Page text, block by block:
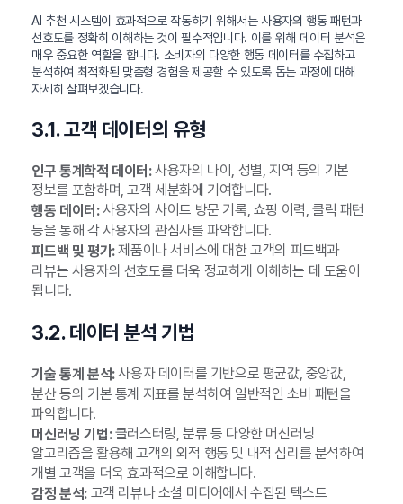
AI 추천 시스템이 효과적으로 작동하기 위해서는 사용자의 행동 패턴과
선호도를 정확히 이해하는 것이 필수적입니다. 이를 위해 데이터 분석은
매우 중요한 역할을 합니다. 소비자의 다양한 행동 데이터를 수집하고
분석하여 최적화된 맞춤형 경험을 제공할 수 있도록 돕는 과정에 대해
자세히 살펴보겠습니다.
3.1. 고객 데이터의 유형
인구 통계학적 데이터:사용자의 나이, 성별, 지역 등의 기본
정보를 포함하며, 고객 세분화에 기여합니다.
행동 데이터:사용자의 사이트 방문 기록, 쇼핑 이력, 클릭 패턴
등을 통해 각 사용자의 관심사를 파악합니다.
피드백 및 평가:제품이나 서비스에 대한 고객의 피드백과
리뷰는 사용자의 선호도를 더욱 정교하게 이해하는 데 도움이
됩니다.
3.2. 데이터 분석 기법
기술 통계 분석:사용자 데이터를 기반으로 평균값, 중앙값,
분산 등의 기본 통계 지표를 분석하여 일반적인 소비 패턴을
파악합니다.
머신러닝 기법:클러스터링, 분류 등 다양한 머신러닝
알고리즘을 활용해 고객의 외적 행동 및 내적 심리를 분석하여
개별 고객을 더욱 효과적으로 이해합니다.
감정 분석:고객 리뷰나 소셜 미디어에서 수집된 텍스트